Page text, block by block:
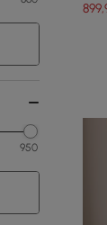
950
899